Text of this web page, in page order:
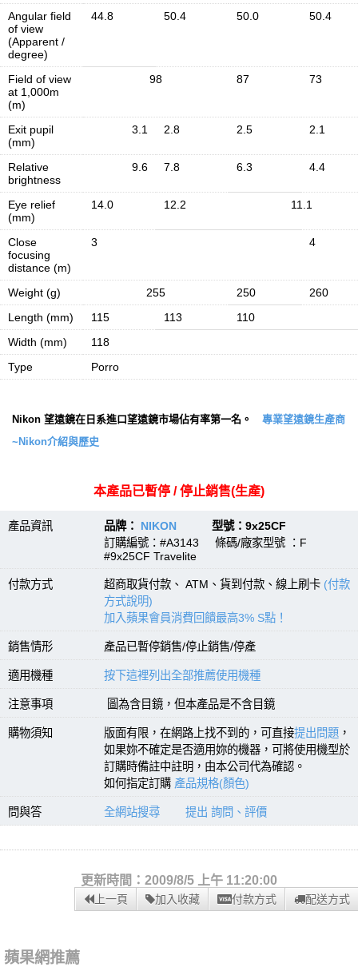
Angular field
of view
(Apparent /
degree)
44.8 50.4 50.0 50.4
Field of view
at 1,000m
(m)
98 87 73
Exit pupil
(mm)
3.1 2.8 2.5 2.1
Relative
brightness
9.6 7.8 6.3 4.4
Eye relief
(mm)
14.0 12.2 11.1
Close
focusing
distance (m)
3 4
Weight (g) 255 250
260
Length (mm)
115 113
110
Width (mm)
118
Type
Porro
Nikon 望遠鏡在日系進口望遠鏡市場佔有率第一名。 專業望遠鏡生產商
~Nikon介紹與歷史
本產品已暫停 / 停止銷售(生產)
產品資訊 品牌： NIKON 型號：9x25CF
訂購編號：#A3143 條碼/廠家型號 ：F
#9x25CF Travelite
付款方式 超商取貨付款、 ATM、貨到付款、線上刷卡 (付款
方式說明)
加入蘋果會員消費回饋最高3% S點！
銷售情形 產品已暫停銷售/停止銷售/停產
適用機種 按下這裡列出全部推薦使用機種
注意事項 圖為含目鏡，但本產品是不含目鏡
購物須知 版面有限，在網路上找不到的，可直接提出問題 ，
如果妳不確定是否適用妳的機器，可將使用機型於
訂購時備註中註明，由本公司代為確認。
如何指定訂購 產品規格(顏色)
問與答 全網站搜尋 提出 詢問、評價
更新時間：2009/8/5 上午 11:20:00
上一頁 加入收藏 付款方式 配送方式
蘋果網推薦